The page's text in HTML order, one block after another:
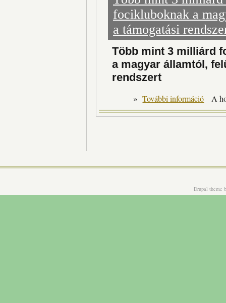
focikluboknak a
a támogatási
Több mint 3 milliárd
a magyar államtól,
rendszert
» További információ A
Drupal theme